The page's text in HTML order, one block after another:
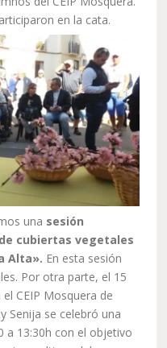
en la cata.
una sesión
cubiertas vegetales
Alta». En esta sesión
Por otra parte, el 15
CEIP Mosquera de
Senija se celebró una
a 13:30h con el objetivo